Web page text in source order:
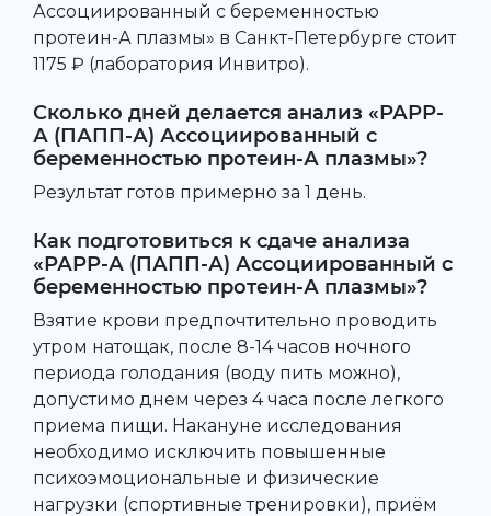
Ассоциированный с беременностью
протеин-А плазмы» в Санкт-Петербурге стоит
1175 ₽ (лаборатория Инвитро).
Сколько дней делается анализ «РАРР-
А (ПАПП-А) Ассоциированный с
беременностью протеин-А плазмы»?
Результат готов примерно за 1 день.
Как подготовиться к сдаче анализа
«РАРР-А (ПАПП-А) Ассоциированный с
беременностью протеин-А плазмы»?
Взятие крови предпочтительно проводить
утром натощак, после 8-14 часов ночного
периода голодания (воду пить можно),
допустимо днем через 4 часа после легкого
приема пищи. Накануне исследования
необходимо исключить повышенные
психоэмоциональные и физические
нагрузки (спортивные тренировки), приём